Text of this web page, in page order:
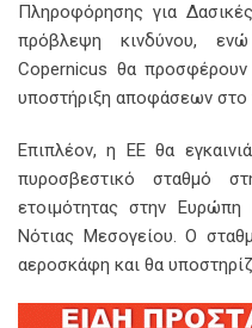
Πληροφόρησης για
πρόβλεψη κινδύνου,
Copernicus θα προσφέρουν
υποστήριξη αποφάσεων στο
Επιπλέον, η ΕΕ θα
πυροσβεστικό σταθμό
ετοιμότητας στην
Νότιας Μεσογείου. Ο
αεροσκάφη και θα